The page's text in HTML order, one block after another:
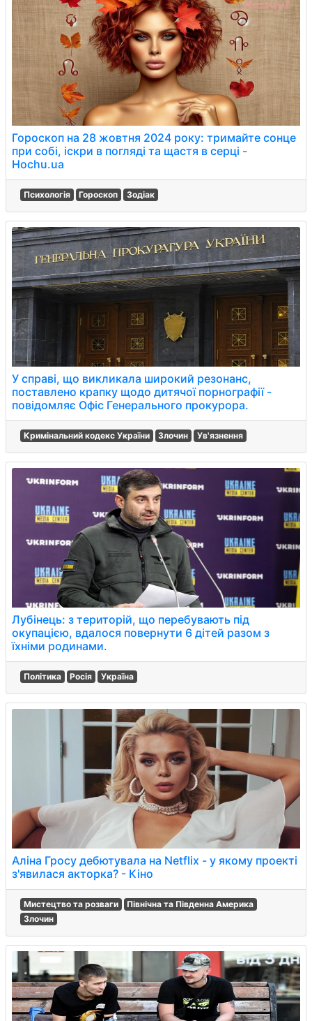
Гороскоп на 28 жовтня 2024 року: тримайте сонце
при собі, іскри в погляді та щастя в серці -
Hochu.ua
Психологія Гороскоп Зодіак
У справі, що викликала широкий резонанс,
поставлено крапку щодо дитячої порнографії -
повідомляє Офіс Генерального прокурора.
Кримінальний кодекс України Злочин Ув'язнення
Лубінець: з територій, що перебувають під
окупацією, вдалося повернути 6 дітей разом з
їхніми родинами.
Політика Росія Україна
Аліна Гросу дебютувала на Netflix - у якому проекті
з'явилася акторка? - Кіно
Мистецтво та розваги
Північна та Південна Америка
Злочин